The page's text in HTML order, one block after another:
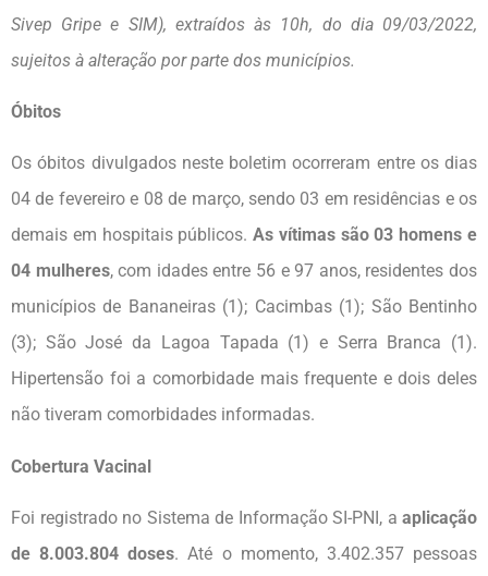
Sivep Gripe e SIM), extraídos às 10h, do dia 09/03/2022,
sujeitos à alteração por parte dos municípios.
Óbitos
Os óbitos divulgados neste boletim ocorreram entre os dias
04 de fevereiro e 08 de março, sendo 03 em residências e os
demais em hospitais públicos.As vítimas são 03 homens e
04 mulheres, com idades entre 56 e 97 anos, residentes dos
municípios de Bananeiras (1); Cacimbas (1); São Bentinho
(3); São José da Lagoa Tapada (1) e Serra Branca (1).
Hipertensão foi a comorbidade mais frequente e dois deles
não tiveram comorbidades informadas.
Cobertura Vacinal
Foi registrado no Sistema de Informação SI-PNI, a aplicação
de 8.003.804 doses. Até o momento, 3.402.357 pessoas